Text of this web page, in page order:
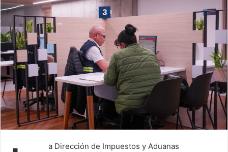
a Dirección de Impuestos y Aduanas